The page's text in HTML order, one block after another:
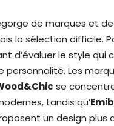
de marques et
la sélection difficile.
d’évaluer le style qui
personnalité. Les
se
tandis qu’
un design plus